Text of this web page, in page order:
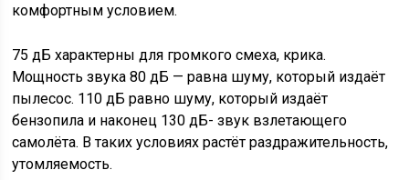
комфортным условием.
75 дБ характерны для громкого смеха, крика.
Мощность звука 80 дБ — равна шуму, который издаёт
пылесос. 110 дБ равно шуму, который издаёт
бензопила и наконец 130 дБ- звук взлетающего
самолёта. В таких условиях растёт раздражительность,
утомляемость.